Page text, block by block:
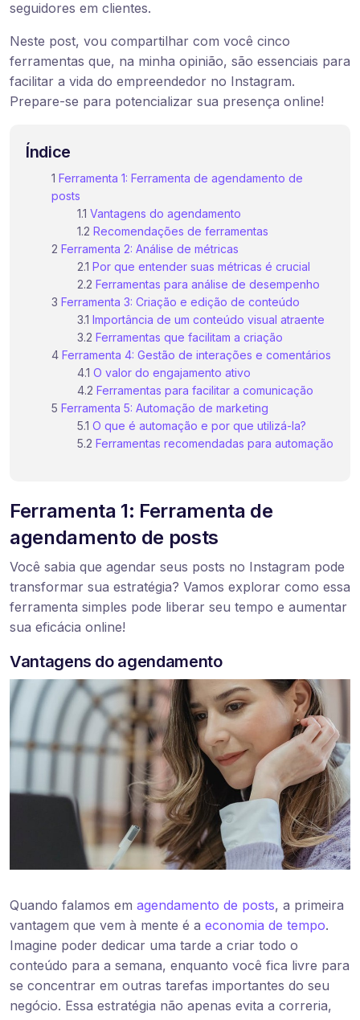
seguidores em clientes.
Neste post, vou compartilhar com você cinco
ferramentas que, na minha opinião, são essenciais para
facilitar a vida do empreendedor no Instagram.
Prepare-se para potencializar sua presença online!
Índice
Ferramenta 1: Ferramenta de agendamento de
posts
Vantagens do agendamento
Recomendações de ferramentas
Ferramenta 2: Análise de métricas
Por que entender suas métricas é crucial
Ferramentas para análise de desempenho
Ferramenta 3: Criação e edição de conteúdo
Importância de um conteúdo visual atraente
Ferramentas que facilitam a criação
Ferramenta 4: Gestão de interações e comentários
O valor do engajamento ativo
Ferramentas para facilitar a comunicação
Ferramenta 5: Automação de marketing
O que é automação e por que utilizá-la?
Ferramentas recomendadas para automação
Ferramenta 1: Ferramenta de
agendamento de posts
Você sabia que agendar seus posts no Instagram pode
transformar sua estratégia? Vamos explorar como essa
ferramenta simples pode liberar seu tempo e aumentar
sua eficácia online!
Vantagens do agendamento
Quando falamos em agendamento de posts, a primeira
vantagem que vem à mente é a economia de tempo.
Imagine poder dedicar uma tarde a criar todo o
conteúdo para a semana, enquanto você fica livre para
se concentrar em outras tarefas importantes do seu
negócio. Essa estratégia não apenas evita a correria,